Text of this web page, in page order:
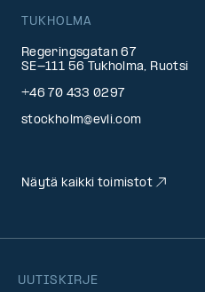
UUTISKIRJE
TUKHOLMA
Regeringsgatan 67
SE-111 56 Tukholma, Ruotsi
+46 70 433 0297
stockholm@evli.com
Näytä kaikki toimistot